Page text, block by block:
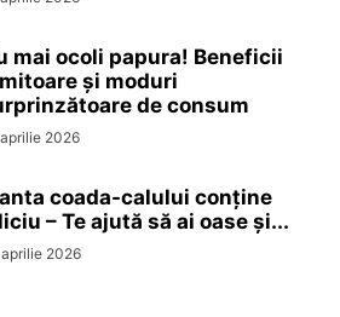
mai ocoli papura! Beneficii
și moduri
de consum
2026
coada-calului conține
– Te ajută să ai oase și...
2026